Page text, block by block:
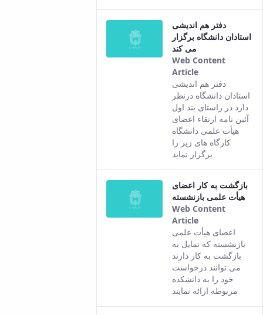
دفتر هم اندیشی
استادان دانشگاه برگزار
می کند
Web Content
Article
This result
comes from
the Persian
version of this
content.
دفتر هم اندیشی
استادان دانشگاه درنظر
دارد در راستای بند اول
آئین نامه ارتقاء اعضای
هیأت علمی دانشگاه
کارگاه های زیر را
برگزار نماید
بازگشت به کار اعضای
هیأت علمی بازنشسته
Web Content
Article
This result
comes from
the Persian
version of this
content.
اعضای هیأت علمی
بازنشسته که تمایل به
بازگشت به کار دارند
می توانند درخواست
خود را به دانشکده
مربوطه ارائه نمایند